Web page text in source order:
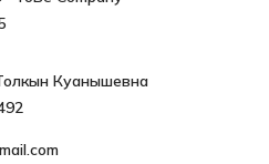
Куанышевна